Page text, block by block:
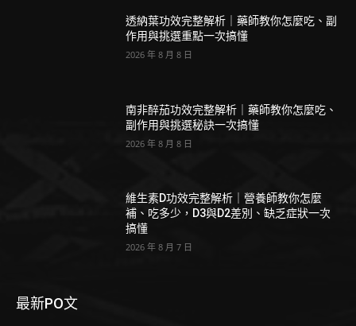
透納葉功效完整解析｜藥師教你怎麼吃、副
作用與挑選重點一次搞懂
2026 年 8 月 8 日
南非醉茄功效完整解析｜藥師教你怎麼吃、
副作用與挑選秘訣一次搞懂
2026 年 8 月 8 日
維生素D功效完整解析｜營養師教你怎麼
補、吃多少，D3與D2差別、缺乏症狀一次
搞懂
2026 年 8 月 7 日
最新PO文